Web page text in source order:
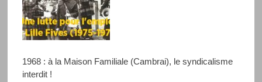
1968 : à la Maison Familiale (Cambrai), le syndicalisme
interdit !